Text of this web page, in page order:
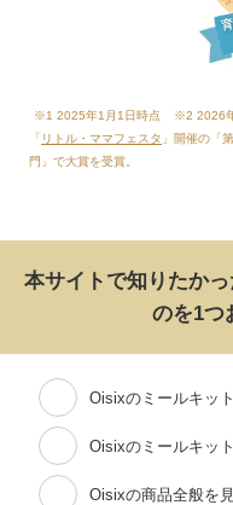
※1 2025年1月1日時点 ※2 2026
「 リトル・ママフェスタ 」開催の「
門」で大賞を受賞。
本サイトで知りたか
のを1つ
Oisixのミールキッ
Oisixのミールキッ
Oisixの商品全般を